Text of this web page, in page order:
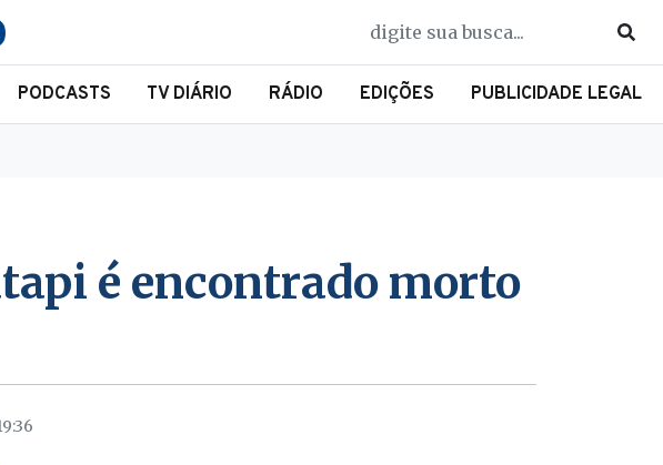
PODCASTS TV DIÁRIO RÁDIO EDIÇÕES PUBLICIDADE LEGAL
é encontrado morto